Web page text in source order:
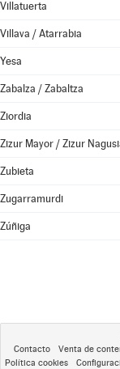
Villatuerta
Villava / Atarrabia
Yesa
Zabalza / Zabaltza
Ziordia
Zizur Mayor / Zizur
Zubieta
Zugarramurdi
Zúñiga
Contacto Venta de
Política cookies